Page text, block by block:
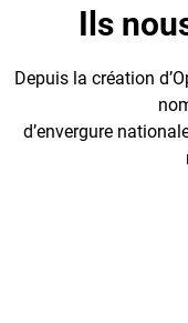
Ils
Depuis la création
d’envergure